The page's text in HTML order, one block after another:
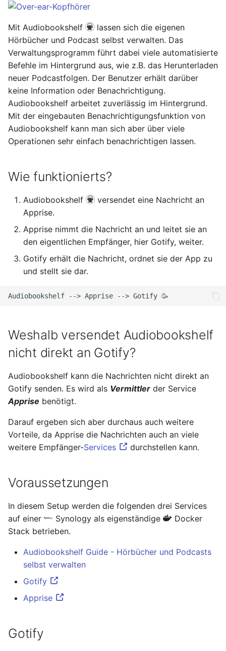
i
t
i
a
l
s
r
November 2025
Oktober 2025
September 2025
August 2025
Juli 2025
März 2025
Februar 2025
Januar 2025
Mai 2024
Februar 2024
Dezember 2023
Oktober 2023
September 2023
August 2023
Juli 2023
Mai 2023
März 2023
OpenWrt
Pi-hole
Qubes OS
Raspberry-Pi
Software
Windows
YubiKey
openmediavault
Ansible
OpenWRT
LaTeX
Tools & Apps
zur Verwaltung von
Schlüsselpaaren
OpenPGP-Schlüssel auf
den YubiKey exportieren
Öffentlichen SSH-
Schlüssel auf Linux-
Server übertragen und
für passwortlose
Anmeldung nutzen
Faktor für den
KeePassXC
Ready - E-Mails
verschlüsseln und
signieren
OpenWrt – Let's Encrypt
Secure LuCi Access Via
SSH
Secure LuCi Access Via SSH
Network Configuration
OpenWrt - Network
Configuration
Statistik And Monitoring
OpenWrt - Statistik And
Stubby
System Configuration
Configuration
AVM FRITZ!Box 4040 -
Upgrade
Upgrade
USB Storage Device
WireGuard Peer
Configuration
OpenWrt - WireGuard Peer
Configuration
WireGuard VPN
OpenWrt - WireGuard VPN
Mit Audiobookshelf
lassen sich die eigenen
Hörbücher und Podcast selbst verwalten. Das
Verwaltungsprogramm führt dabei viele automatisierte
Befehle im Hintergrund aus, wie z.B. das Herunterladen
neuer Podcastfolgen. Der Benutzer erhält darüber
keine Information oder Benachrichtigung.
Audiobookshelf arbeitet zuverlässig im Hintergrund.
Mit der eingebauten Benachrichtigungsfunktion von
Audiobookshelf kann man sich aber über viele
Operationen sehr einfach benachrichtigen lassen.
Wie funktionierts?
Audiobookshelf
versendet eine Nachricht an
Apprise.
Apprise nimmt die Nachricht an und leitet sie an
den eigentlichen Empfänger, hier Gotify, weiter.
Gotify erhält die Nachricht, ordnet sie der App zu
und stellt sie dar.
Audiobookshelf --> Apprise --> Gotify
Weshalb versendet Audiobookshelf
nicht direkt an Gotify?
Audiobookshelf kann die Nachrichten nicht direkt an
Gotify senden. Es wird als Vermittler der Service
Apprise benötigt.
Darauf ergeben sich aber durchaus auch weitere
Vorteile, da Apprise die Nachrichten auch an viele
weitere Empfänger-Services durchstellen kann.
Voraussetzungen
In diesem Setup werden die folgenden drei Services
auf einer
Synology als eigenständige
Docker
Stack betrieben.
Audiobookshelf Guide - Hörbücher und Podcasts
selbst verwalten
Gotify
Apprise
Gotify